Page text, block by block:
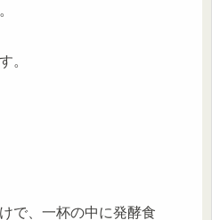
。
で、一杯の中に発酵食